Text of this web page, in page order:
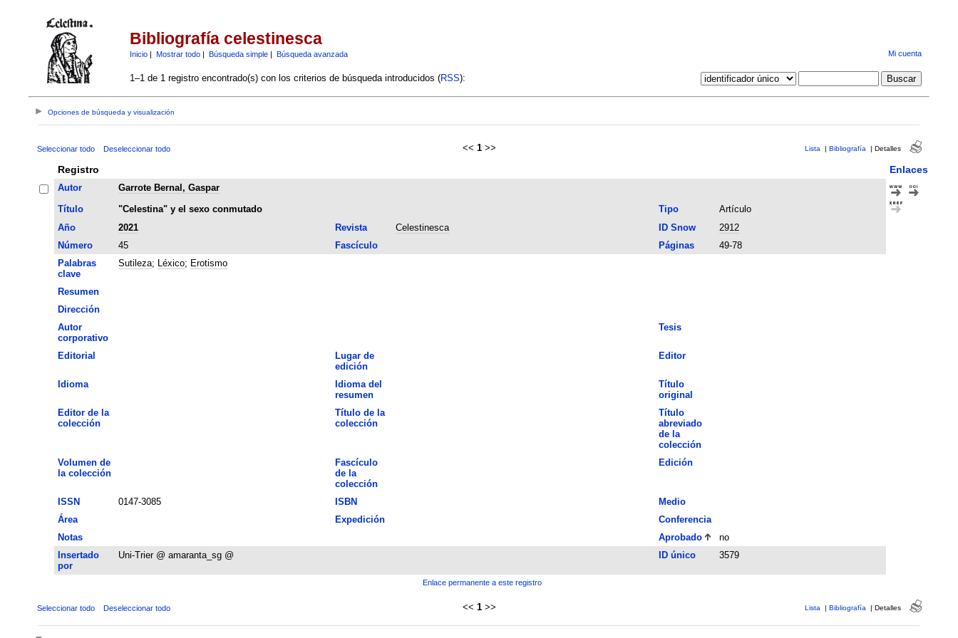
Bibliografía celestinesca
Inicio| Mostrar todo| Búsqueda simple| Búsqueda avanzada Mi cuenta
1–1 de 1 registro encontrado(s) con los criterios de búsqueda introducidos (RSS):
Opciones de búsqueda y visualización
Seleccionar todo Deseleccionar todo << 1 >> Lista | Bibliografía | Detalles
Registro Enlaces
Autor
Garrote Bernal, Gaspar
Título
"Celestina" y el sexo conmutado Tipo
Artículo
Año
2021 Revista Celestinesca ID Snow
2912
Número
45 Fascículo Páginas
49-78
Palabras
clave
Sutileza; Léxico; Erotismo
Resumen
Dirección
Autor
corporativo
Tesis
Editorial
Lugar de
edición
Editor
Idioma
Idioma del
resumen
Título
original
Editor de la
colección
Título de la
colección
Título
abreviado
de la
colección
Volumen de
la colección
Fascículo
de la
colección
Edición
ISSN 0147-3085 ISBN
Medio
Área
Expedición
Conferencia
Notas
Aprobado
no
Insertado
por
Uni-Trier @ amaranta_sg @ ID único 3579
Enlace permanente a este registro
Seleccionar todo Deseleccionar todo << 1 >> Lista | Bibliografía | Detalles